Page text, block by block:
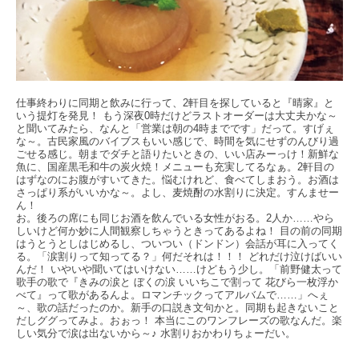
仕事終わりに同期と飲みに行って、2軒目を探していると『晴家』と
いう提灯を発見！ もう深夜0時だけどラストオーダーは大丈夫かな～
と聞いてみたら、なんと「営業は朝の4時までです」だって。すげぇ
な～。古民家風のバイブスもいい感じで、時間を気にせずのんびり過
ごせる感じ。朝までダチと語りたいときの、いい店みーっけ！新鮮な
魚に、国産黒毛和牛の炭火焼！メニューも充実してるなぁ。2軒目の
はずなのにお腹がすいてきた。悩むけれど、食べてしまおう。お酒は
さっぱり系がいいかな～。よし、麦焼酎の水割りに決定。すんませー
ん！
お。後ろの席にも同じお酒を飲んでいる女性がおる。2人か……やら
しいけど何か妙に人間観察しちゃうときってあるよね！ 目の前の同期
はうとうとしはじめるし、ついつい（ドンドン）会話が耳に入ってく
る。「涙割りって知ってる？」何だそれは！！！ どれだけ泣けばいい
んだ！ いやいや聞いてはいけない……けどもう少し。「前野健太って
歌手の歌で『きみの涙と ぼくの涙 いいちこで割って 花びら一枚浮か
べて』って歌があるんよ。ロマンチックってアルバムで……」へぇ
～、歌の話だったのか。新手の口説き文句かと。同期も起きないこと
だしググってみよ。おぉっ！ 本当にこのワンフレーズの歌なんだ。楽
しい気分で涙は出ないから～♪ 水割りおかわりちょーだい。